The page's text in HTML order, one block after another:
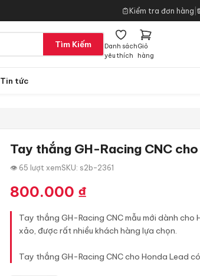
Kiểm tra đơn hàng
Tìm Kiếm
Danh sách
yêu thích
Giỏ
hàng
Tin tức
Tay thắng GH-Racing CNC
👁 65 lượt xemSKU: s2b-2361
800.000 ₫
Tay thắng GH-Racing CNC mẫu mới dành cho
xảo, được rất nhiều khách hàng lựa chọn.
Tay thắng GH-Racing CNC cho Honda Lead